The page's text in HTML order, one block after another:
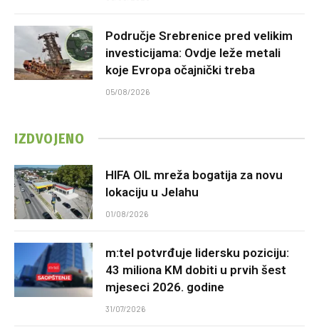
Područje Srebrenice pred velikim
investicijama: Ovdje leže metali
koje Evropa očajnički treba
05/08/2026
IZDVOJENO
HIFA OIL mreža bogatija za novu
lokaciju u Jelahu
01/08/2026
m:tel potvrđuje lidersku poziciju:
43 miliona KM dobiti u prvih šest
mjeseci 2026. godine
31/07/2026